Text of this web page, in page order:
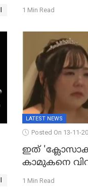
ഉത്തരവ്
1 Min Read
LATEST NEWS
Posted On 13-11-
ഇത്
കാമുകനെ
1 Min Read